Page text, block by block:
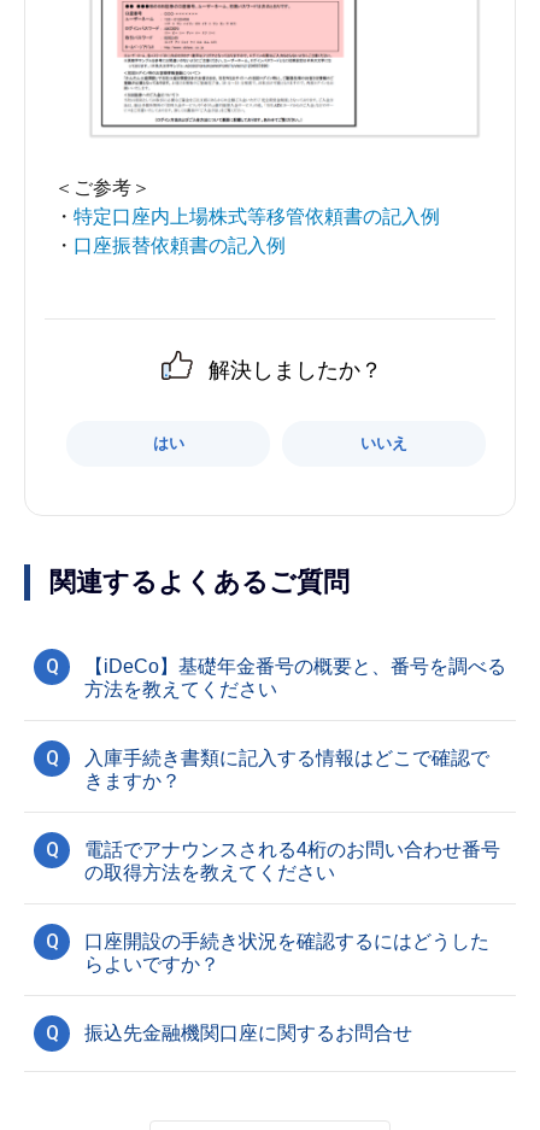
＜ご参考＞
・ 特定口座内上場株式等移管依頼書の記入例
・ 口座振替依頼書の記入例
解決しましたか？
はい いいえ
関連するよくあるご質問
Q
【iDeCo】基礎年金番号の概要と、番号を調べる
方法を教えてください
Q
入庫手続き書類に記入する情報はどこで確認で
きますか？
Q
電話でアナウンスされる4桁のお問い合わせ番号
の取得方法を教えてください
Q
口座開設の手続き状況を確認するにはどうした
らよいですか？
Q 振込先金融機関口座に関するお問合せ